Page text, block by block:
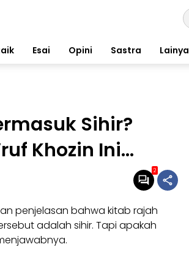
Esai Opini Sastra Lainya
Sihir?
Khozin Ini…
2
penjelasan bahwa kitab rajah
adalah sihir. Tapi apakah